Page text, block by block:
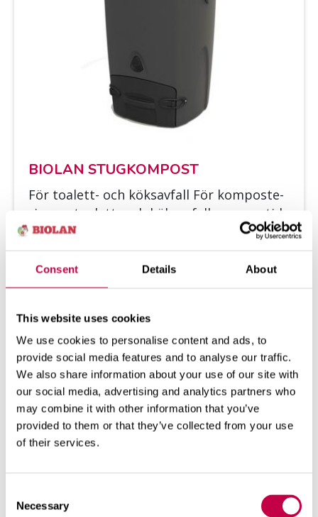
Consent Details About
This website uses cookies
We use cookies to personalise content and ads, to
provide social media features and to analyse our traffic.
We also share information about your use of our site with
our social media, advertising and analytics partners who
may combine it with other information that you’ve
provided to them or that they’ve collected from your use
of their services.
Selection
Necessary
BIO­LAN STUG­KOM­POST
För toa­lett- och kök­sav­fall För kom­pos­te­
ring av toa­lett- och kök­sav­fall som­mar­tid
...